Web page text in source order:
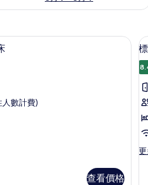
作空間、隔音
標準客房, 1 張加大雙人床 | 客房內保
人數計費)
查看價格
2
更